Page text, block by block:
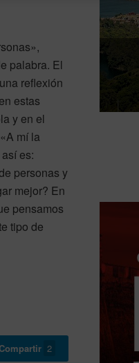
palabra. El
reflexión
estas
y en el
mí la
es:
personas y
mejor? En
pensamos
tipo de
2